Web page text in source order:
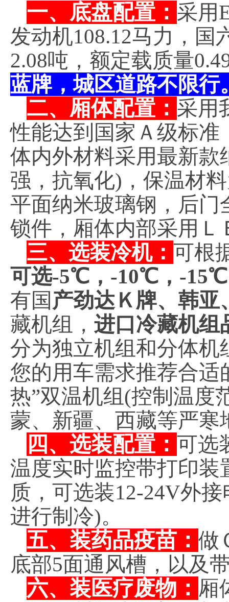
一、底盘配置： 采用
发动机108.12马力，国
2.08吨，额定载质量
蓝牌，城区道路不限行
二、厢体配置： 采用
性能达到国家Ａ级标准
体内外材料采用最新
强，抗氧化)，保温材
平面纳米玻璃钢，后
锁件，厢体内部采用
三、选装冷机： 可根
可选-5℃，-10℃，-
有国 产劲达Ｋ牌、韩
藏机组， 进口冷藏机组
分为独立机组和分体机
您的用车需求推荐合适
热”双温机组(控制温
蒙、新疆、西藏等严寒
四、选装配置： 可选
温度实时监控带打印
质，可选装12-24V外
进行制冷)。
五、装药品疫苗： 做
底部5面通风槽，以及
六、装医疗废物： 厢